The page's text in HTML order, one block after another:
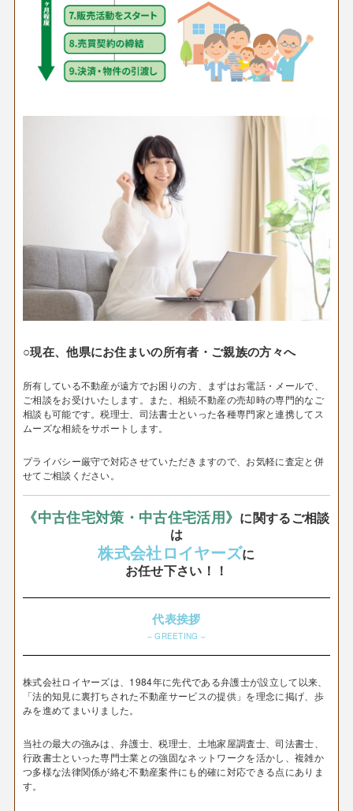
○現在、他県にお住まいの所有者・ご親族の方々へ
所有している不動産が遠方でお困りの方、まずはお電話・メールで、
ご相談をお受けいたします。
また、相続不動産の売却時の専門的なご
相談も可能です。税理士、司法書士といった各種専門家と連携してス
ムーズな相続をサポートします。
プライバシー厳守で対応させていただきますので、お気軽に査定と併
せてご相談ください。
《中古住宅対策・中古住宅活用》 に関するご相談
は
株式会社ロイヤーズに
お任せ下さい！！
代表挨拶
– GREETING –
株式会社ロイヤーズは、1984年に先代である弁護士が設立して以来、
「法的知見に裏打ちされた不動産サービスの提供」を理念に掲げ、歩
みを進めてまいりました。
当社の最大の強みは、弁護士、税理士、土地家屋調査士、司法書士、
行政書士といった専門士業との強固なネットワークを活かし、複雑か
つ多様な法律関係が絡む不動産案件にも的確に対応できる点にありま
す。